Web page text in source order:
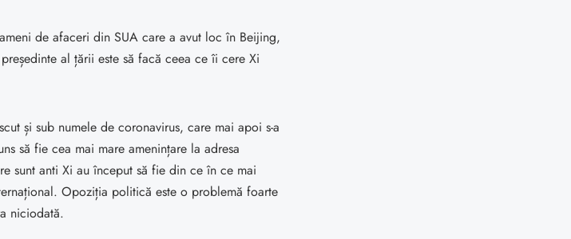
de afaceri din SUA care a avut loc în Beijing,
al țării este să facă ceea ce îi cere Xi
și sub numele de coronavirus, care mai apoi s-a
să fie cea mai mare amenințare la adresa
sunt anti Xi au început să fie din ce în ce mai
Opoziția politică este o problemă foarte
niciodată.